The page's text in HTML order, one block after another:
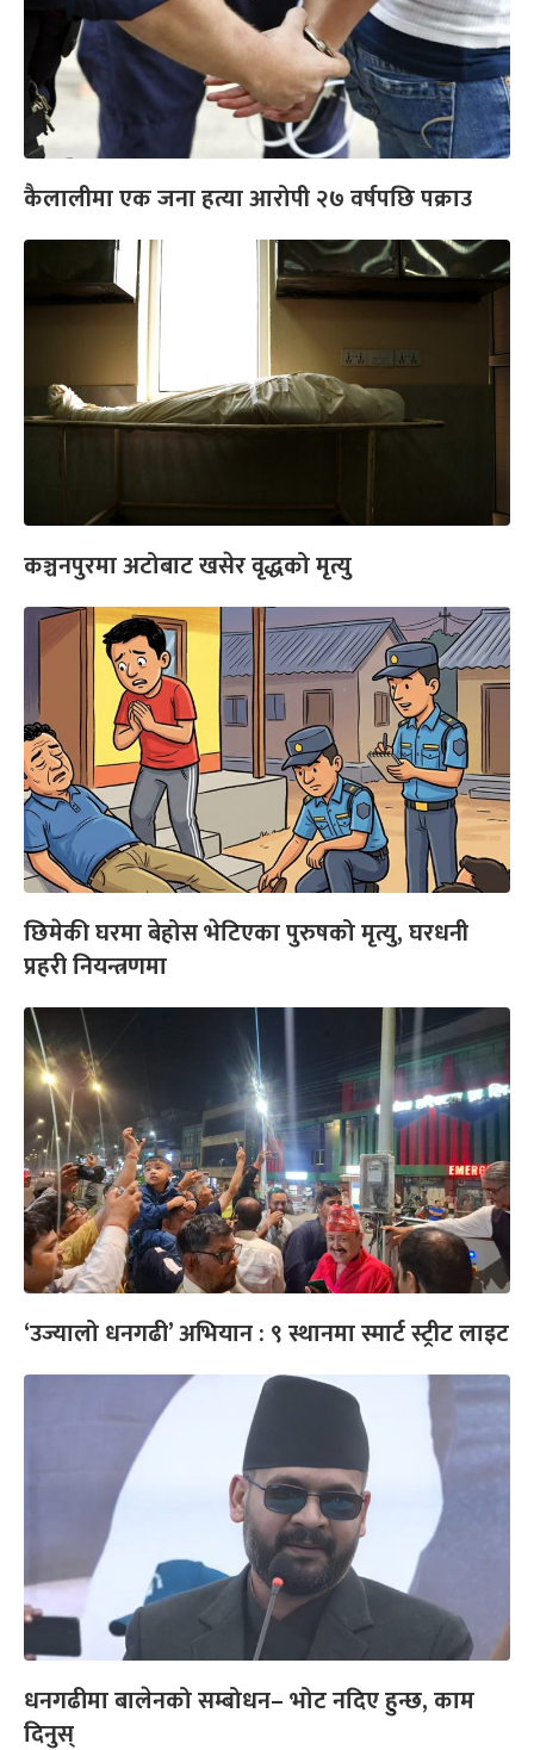
कैलालीमा एक जना हत्या आरोपी २७ वर्षपछि पक्राउ
कञ्चनपुरमा अटोबाट खसेर वृद्धको मृत्यु
छिमेकी घरमा बेहोस भेटिएका पुरुषको मृत्यु, घरधनी
प्रहरी नियन्त्रणमा
‘उज्यालो धनगढी’ अभियान : ९ स्थानमा स्मार्ट स्ट्रीट लाइट
धनगढीमा बालेनको सम्बोधन– भोट नदिए हुन्छ, काम
दिनुस्